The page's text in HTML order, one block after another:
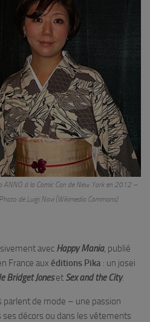
ANNO à la Comic Con de New York en 2012 –
Photo de Luigi Novi (Wikimedia Commons)
avec Happy Mania, publié
France aux éditions Pika : un josei
Bridget Joneset Sex and the City.
de mode – une passion
ses décors ou dans les vêtements